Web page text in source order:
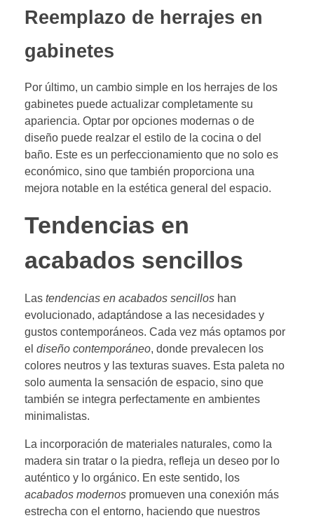
Reemplazo de herrajes en
gabinetes
Por último, un cambio simple en los herrajes de los
gabinetes puede actualizar completamente su
apariencia. Optar por opciones modernas o de
diseño puede realzar el estilo de la cocina o del
baño. Este es un perfeccionamiento que no solo es
económico, sino que también proporciona una
mejora notable en la estética general del espacio.
Tendencias en
acabados sencillos
Las tendencias en acabados sencillos han
evolucionado, adaptándose a las necesidades y
gustos contemporáneos. Cada vez más optamos por
el diseño contemporáneo, donde prevalecen los
colores neutros y las texturas suaves. Esta paleta no
solo aumenta la sensación de espacio, sino que
también se integra perfectamente en ambientes
minimalistas.
La incorporación de materiales naturales, como la
madera sin tratar o la piedra, refleja un deseo por lo
auténtico y lo orgánico. En este sentido, los
acabados modernos promueven una conexión más
estrecha con el entorno, haciendo que nuestros